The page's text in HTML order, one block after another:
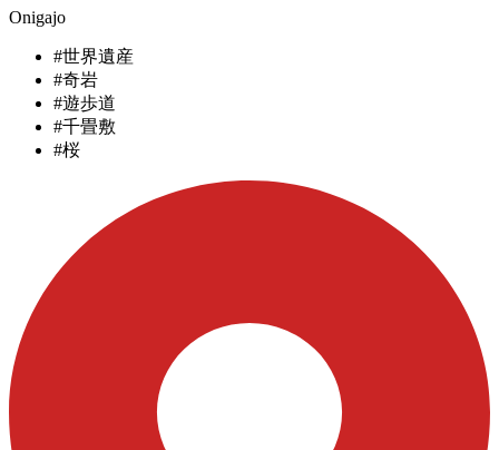
Onigajo
#世界遺産
#奇岩
#遊歩道
#千畳敷
#桜